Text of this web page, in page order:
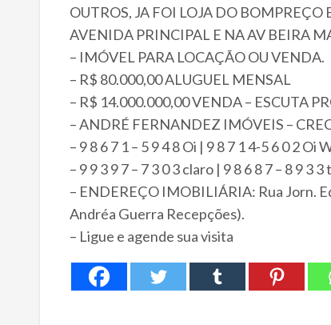
OUTROS, JA FOI LOJA DO
AVENIDA PRINCIPAL E NA AV BEIRA
– IMÓVEL PARA LOCAÇÃO OU VENDA.
– R$ 80.000,00 ALUGUEL MENSAL
– R$ 14.000.000,00 VENDA – ESCUTA
– ANDRÉ FERNANDEZ IMÓVEIS –
– 9 8 6 7 1 – 5 9 4 8 Oi | 9 8 7 1 4-5 6 0 2 Oi
– 9 9 3 9 7 – 7 3 0 3 claro | 9 8 6 8 7 – 8 9 3 3
– ENDEREÇO IMOBILIÁRIA: Rua Jorn.
Andréa Guerra Recepções).
– Ligue e agende sua visita